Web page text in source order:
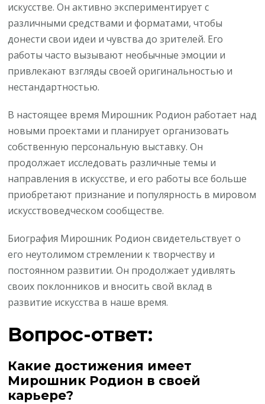
искусстве. Он активно экспериментирует с
различными средствами и форматами, чтобы
донести свои идеи и чувства до зрителей. Его
работы часто вызывают необычные эмоции и
привлекают взгляды своей оригинальностью и
нестандартностью.
В настоящее время Мирошник Родион работает над
новыми проектами и планирует организовать
собственную персональную выставку. Он
продолжает исследовать различные темы и
направления в искусстве, и его работы все больше
приобретают признание и популярность в мировом
искусствоведческом сообществе.
Биография Мирошник Родион свидетельствует о
его неутолимом стремлении к творчеству и
постоянном развитии. Он продолжает удивлять
своих поклонников и вносить свой вклад в
развитие искусства в наше время.
Вопрос-ответ:
Какие достижения имеет
Мирошник Родион в своей
карьере?